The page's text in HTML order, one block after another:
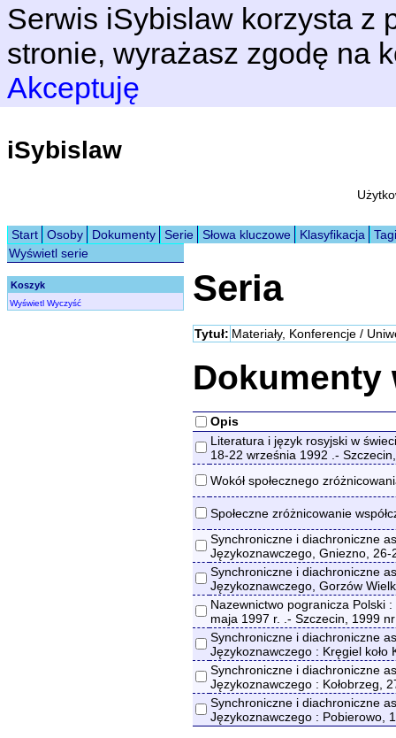
Serwis iSybislaw korzysta z
stronie, wyrażasz zgodę na
Akceptuję
iSybislaw
Start Osoby Dokumenty Serie Słowa kluczowe Klasyfikacja
Tagi
Wyświetl serie
Koszyk
Wyświetl Wyczyść Seria
Tytuł: Materiały, Konferencje /
Dokumenty
Opis
Literatura i język rosyjski w
18-22 września 1992 .-
Wokół społecznego
Społeczne zróżnicowanie
Synchroniczne i diachroniczne
Językoznawczego, Gniezno,
Synchroniczne i diachroniczne
Językoznawczego, Gorzów
Nazewnictwo pogranicza Polski
maja 1997 r. .- Szczecin, 1999
Synchroniczne i diachroniczne
Językoznawczego : Kręgiel
Synchroniczne i diachroniczne
Językoznawczego : Kołobrzeg,
Synchroniczne i diachroniczne
Językoznawczego : Pobierowo,